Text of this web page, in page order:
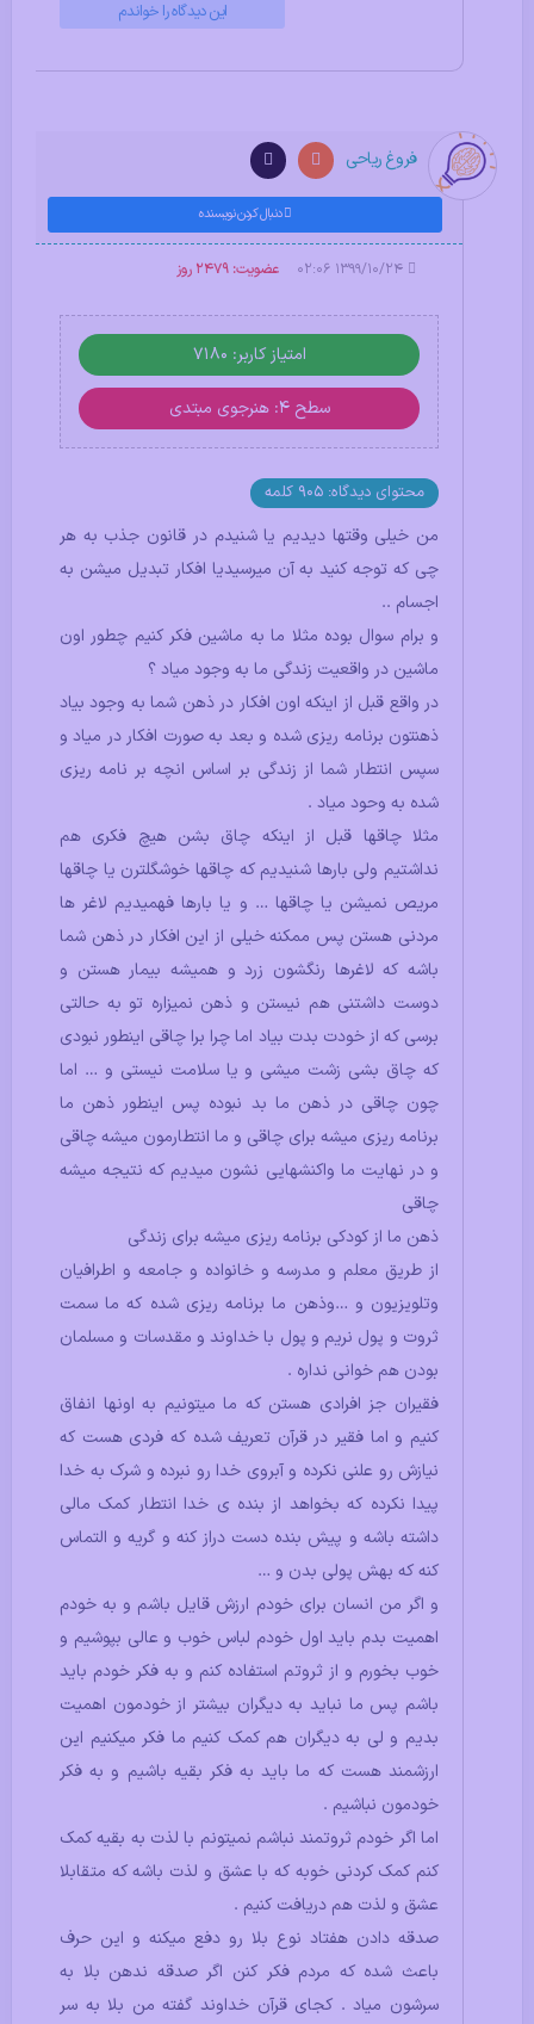
این دیدگاه را خواندم
فروغ ریاحی
دنبال کردن نویسنده
عضویت: 2479 روز
امتیاز کاربر: 7180
سطح ۴: هنرجوی مبتدی
محتوای دیدگاه: 905 کلمه
من خیلی وقتها دیدیم یا شنیدم در قانون جذب به هر
چی که توجه کنید به آن میرسیدیا افکار تبدیل میشن به
اجسام ..
و برام سوال بوده مثلا ما به ماشین فکر کنیم چطور اون
ماشین در واقعیت زندگی ما به وجود میاد ؟
در واقع قبل از اینکه اون افکار در ذهن شما به وجود بیاد
ذهنتون برنامه ریزی شده و بعد به صورت افکار در میاد و
سپس انتطار شما از زندگی بر اساس انچه بر نامه ریزی
شده به وحود میاد .
مثلا چاقها قبل از اینکه چاق بشن هیچ فکری هم
نداشتیم ولی بارها شنیدیم که چاقها خوشگلترن یا چاقها
مریص نمیشن یا چاقها … و یا بارها فهمیدیم لاغر ها
مردنی هستن پس ممکنه خیلی از این افکار در ذهن شما
باشه که لاغرها رنگشون زرد و همیشه بیمار هستن و
دوست داشتنی هم نیستن و ذهن نمیزاره تو به حالتی
برسی که از خودت بدت بیاد اما چرا برا چاقی اینطور نبودی
که چاق بشی زشت میشی و یا سلامت نیستی و … اما
چون چاقی در ذهن ما بد نبوده پس اینطور ذهن ما
برنامه ریزی میشه برای چاقی و ما انتطارمون میشه چاقی
و در نهایت ما واکنشهایی نشون میدیم که نتیجه میشه
چاقی
ذهن ما از کودکی برنامه ریزی میشه برای زندگی
از طریق معلم و مدرسه و خانواده و جامعه و اطرافیان
وتلویزیون و …وذهن ما برنامه ریزی شده که ما سمت
ثروت و پول نریم و پول با خداوند و مقدسات و مسلمان
بودن هم خوانی نداره .
فقیران جز افرادی هستن که ما میتونیم به اونها انفاق
کنیم و اما فقیر در قرآن تعریف شده که فردی هست که
نیازش رو علنی نکرده و آبروی خدا رو نبرده و شرک به خدا
پیدا نکرده که بخواهد از بنده ی خدا انتطار کمک مالی
داشته باشه و پیش بنده دست دراز کنه و گریه و التماس
کنه که بهش پولی بدن و …
و اگر من انسان برای خودم ارزش قایل باشم و به خودم
اهمیت بدم باید اول خودم لباس خوب و عالی بپوشیم و
خوب بخورم و از ثروتم استفاده کنم و به فکر خودم باید
باشم پس ما نباید به دیگران بیشتر از خودمون اهمیت
بدیم و لی به دیگران هم کمک کنیم ما فکر میکنیم این
ارزشمند هست که ما باید به فکر بقیه باشیم و به فکر
خودمون نباشیم .
اما اگر خودم ثروتمند نباشم نمیتونم با لذت به بقیه کمک
کنم کمک کردنی خوبه که با عشق و لذت باشه که متقابلا
عشق و لذت هم دریافت کنیم .
صدقه دادن هفتاد نوع بلا رو دفع میکنه و این حرف
باعث شده که مردم فکر کنن اگر صدقه ندهن بلا به
سرشون میاد . کجای قرآن خداوند گفته من بلا به سر